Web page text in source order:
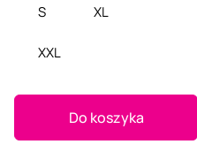
S XL
XXL
Do koszyka